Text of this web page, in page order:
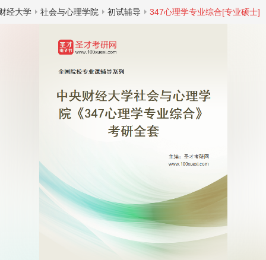
经大学 社会与心理学院 初试辅导 347心理学专业综合[专业硕士]